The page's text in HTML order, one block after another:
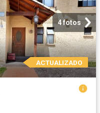
4 fotos
ACTUALIZADO